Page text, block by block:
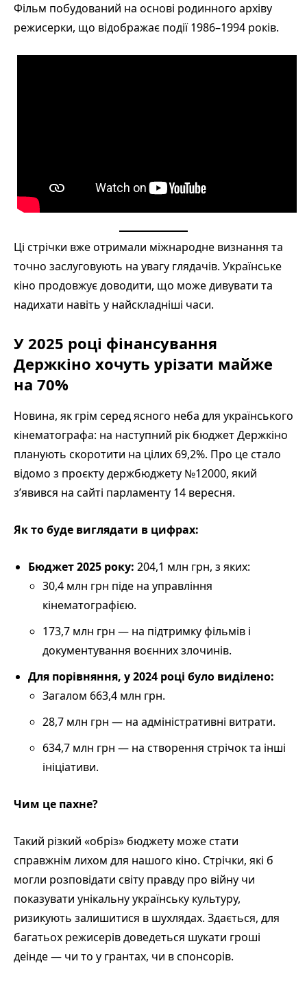
Фільм побудований на основі родинного архіву
режисерки, що відображає події 1986–1994 років.
Ці стрічки вже отримали міжнародне визнання та
точно заслуговують на увагу глядачів. Українське
кіно продовжує доводити, що може дивувати та
надихати навіть у найскладніші часи.
У 2025 році фінансування
Держкіно хочуть урізати майже
на 70%
Новина, як грім серед ясного неба для українського
кінематографа: на наступний рік бюджет Держкіно
планують скоротити на цілих 69,2%. Про це стало
відомо з проєкту держбюджету №12000, який
з’явився на сайті парламенту 14 вересня.
Як то буде виглядати в цифрах:
Бюджет 2025 року: 204,1 млн грн, з яких:
30,4 млн грн піде на управління
кінематографією.
173,7 млн грн — на підтримку фільмів і
документування воєнних злочинів.
Для порівняння, у 2024 році було виділено:
Загалом 663,4 млн грн.
28,7 млн грн — на адміністративні витрати.
634,7 млн грн — на створення стрічок та інші
ініціативи.
Чим це пахне?
Такий різкий «обріз» бюджету може стати
справжнім лихом для нашого кіно. Стрічки, які б
могли розповідати світу правду про війну чи
показувати унікальну українську культуру,
ризикують залишитися в шухлядах. Здається, для
багатьох режисерів доведеться шукати гроші
деінде — чи то у грантах, чи в спонсорів.